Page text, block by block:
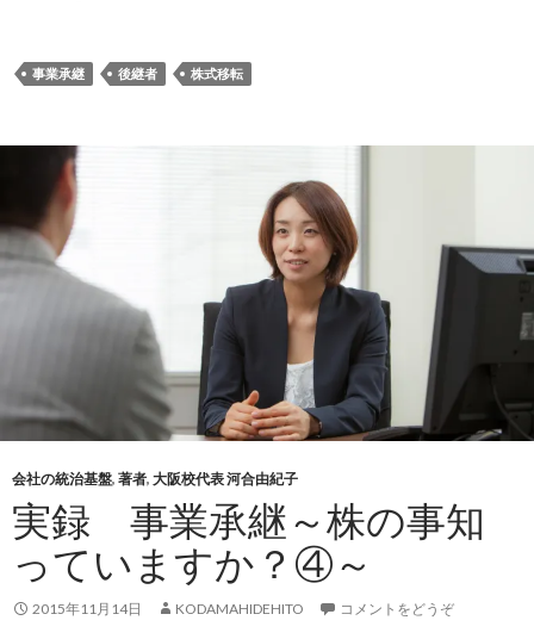
事業承継 後継者 株式移転
会社の統治基盤, 著者, 大阪校代表 河合由紀子
実録 事業承継～株の事知
っていますか？④～
2015年11月14日 KODAMAHIDEHITO コメントをどうぞ